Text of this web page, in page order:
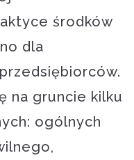
środków
dla
na gruncie kilku
ogólnych